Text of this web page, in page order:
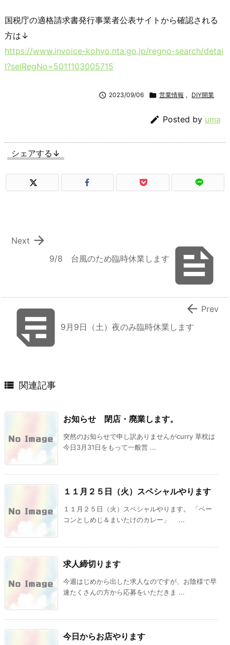
国税庁の適格請求書発行事業者公表サイトから確認される
方は↓
https://www.invoice-kohyo.nta.go.jp/regno-search/detai
l?selRegNo=5011103005715
 2023/09/06  営業情報 , DIY開業
 Posted by uma
シェアする↓

9/8 台風のため臨時休業します

Next
9月9日（土）夜のみ臨時休業します
 Prev
 関連記事
お知らせ 閉店・廃業します。
突然のお知らせで申し訳ありませんがcurry 草枕は
今日3月31日をもって一般営 ...
１１月２５日（火）スペシャルやります
１１月２５日（火）スペシャルやります。 「ベー
コンとしめじ＆まいたけのカレー」 ...
求人締切ります
今週はじめから出した求人なのですが、お陰様で早
速たくさんの方から応募をいただきま ...
今日からお店やります